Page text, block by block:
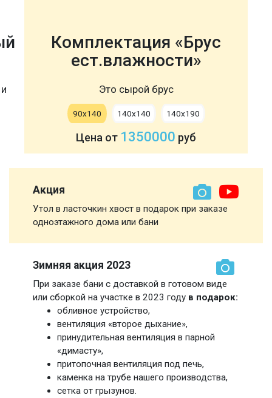
Комплектация «Брус
ест.влажности»
Это сырой брус
90х140 140х140 140х190
Цена от 1350000 руб
Акция
Утол в ласточкин хвост в подарок при заказе
одноэтажного дома или бани
Зимняя акция 2023
При заказе бани с доставкой в готовом виде
или сборкой на участке в 2023 году в подарок:
обливное устройство,
вентиляция «второе дыхание»,
принудительная вентиляция в парной
«димасту»,
притопочная вентиляция под печь,
каменка на трубе нашего производства,
сетка от грызунов.